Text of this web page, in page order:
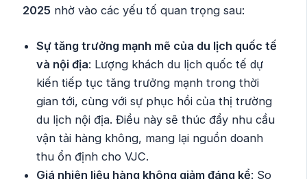
2025 nhờ vào các yếu tố quan trọng sau:
Sự tăng trưởng mạnh mẽ của du lịch quốc tế
và nội địa: Lượng khách du lịch quốc tế dự
kiến tiếp tục tăng trưởng mạnh trong thời
gian tới, cùng với sự phục hồi của thị trường
du lịch nội địa. Điều này sẽ thúc đẩy nhu cầu
vận tải hàng không, mang lại nguồn doanh
thu ổn định cho VJC.
Giá nhiên liệu hàng không giảm đáng kể: So